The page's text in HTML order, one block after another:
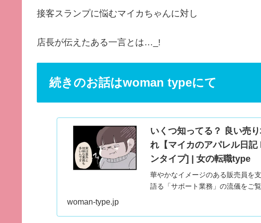
接客スランプに悩むマイカちゃんに対し
店長が伝えたある一言とは…_!
続きのお話はwoman typeにて
いくつ知ってる？ 良い売
れ【マイカのアパレル日
ンタイプ] | 女の転職type
華やかなイメージのある販売員を
語る「サポート業務」の流儀をご
woman-type.jp